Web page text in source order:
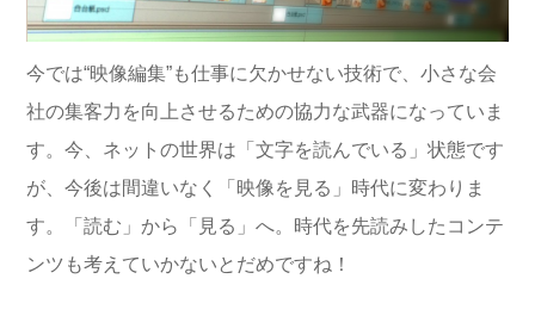
今では“映像編集”も仕事に欠かせない技術で、小さな会
社の集客力を向上させるための協力な武器になっていま
す。今、ネットの世界は「文字を読んでいる」状態です
が、今後は間違いなく「映像を見る」時代に変わりま
す。「読む」から「見る」へ。時代を先読みしたコンテ
ンツも考えていかないとだめですね！